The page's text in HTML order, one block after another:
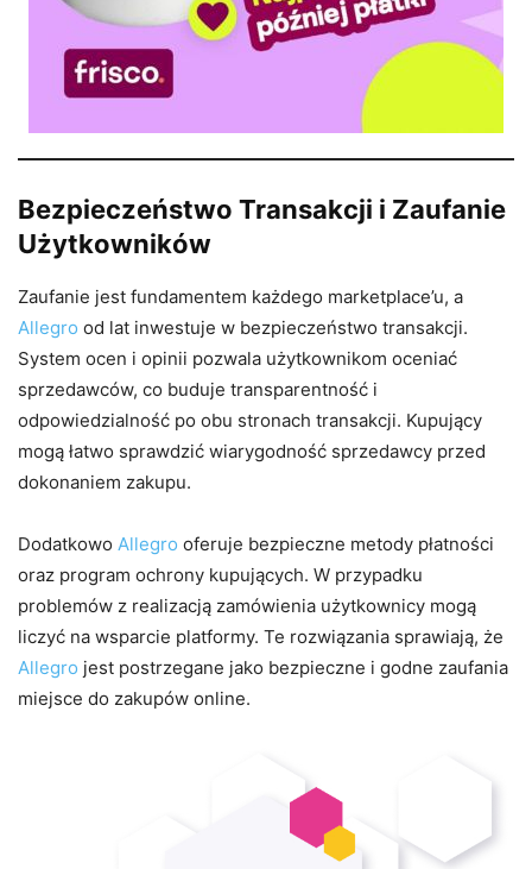
Bezpieczeństwo Transakcji i Zaufanie
Użytkowników
Zaufanie jest fundamentem każdego marketplace’u, a
Allegro od lat inwestuje w bezpieczeństwo transakcji.
System ocen i opinii pozwala użytkownikom oceniać
sprzedawców, co buduje transparentność i
odpowiedzialność po obu stronach transakcji. Kupujący
mogą łatwo sprawdzić wiarygodność sprzedawcy przed
dokonaniem zakupu.
Dodatkowo Allegro oferuje bezpieczne metody płatności
oraz program ochrony kupujących. W przypadku
problemów z realizacją zamówienia użytkownicy mogą
liczyć na wsparcie platformy. Te rozwiązania sprawiają, że
Allegro jest postrzegane jako bezpieczne i godne zaufania
miejsce do zakupów online.